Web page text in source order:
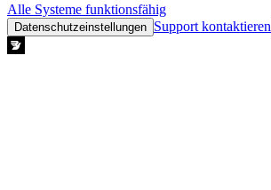
Alle Systeme funktionsfähig
Datenschutzeinstellungen Support kontaktieren